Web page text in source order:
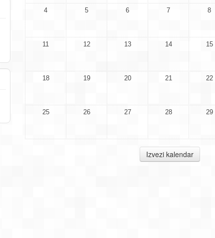
4 5 6 7 8
11 12 13 14 15
18 19 20 21 22
25 26 27 28 29